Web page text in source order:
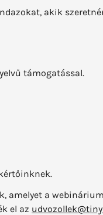
akik
támogatással.
amelyet a
el az